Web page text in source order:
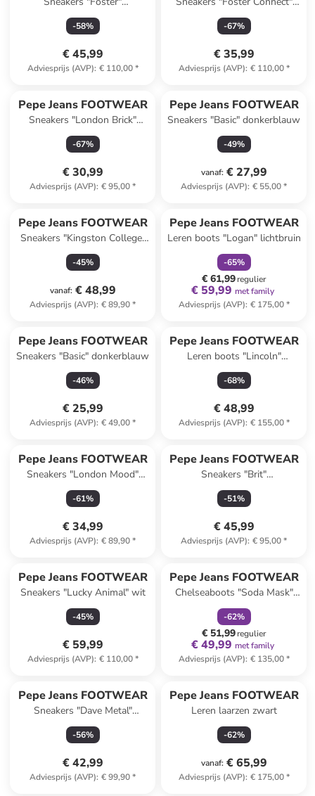
antraciet/groen
-58%
€ 45,99
Adviesprijs (AVP): € 110,00*
beige/blauw/crème
-67%
€ 35,99
Adviesprijs (AVP): € 110,00*
Pepe Jeans FOOTWEAR
Sneakers "London Brick"
grijs/blauw
-67%
€ 30,99
Adviesprijs (AVP): € 95,00*
Pepe Jeans FOOTWEAR
Sneakers "Basic" donkerblauw
-49%
vanaf: € 27,99
Adviesprijs (AVP): € 55,00*
Pepe Jeans FOOTWEAR
Sneakers "Kingston College"
donkerblauw
-45%
vanaf: € 48,99
Adviesprijs (AVP): € 89,90*
Pepe Jeans FOOTWEAR
Leren boots "Logan" lichtbruin
-65%
€ 61,99regulier
€ 59,99 met family
Adviesprijs (AVP): € 175,00*
Pepe Jeans FOOTWEAR
Sneakers "Basic" donkerblauw
-46%
€ 25,99
Adviesprijs (AVP): € 49,00*
Pepe Jeans FOOTWEAR
Leren boots "Lincoln"
lichtbruin
-68%
€ 48,99
Adviesprijs (AVP): € 155,00*
Pepe Jeans FOOTWEAR
Sneakers "London Mood"
kaki/lichtbruin
-61%
€ 34,99
Adviesprijs (AVP): € 89,90*
Pepe Jeans FOOTWEAR
Sneakers "Brit"
donkerblauw/rood
-51%
€ 45,99
Adviesprijs (AVP): € 95,00*
Pepe Jeans FOOTWEAR
Sneakers "Lucky Animal" wit
-45%
€ 59,99
Adviesprijs (AVP): € 110,00*
Pepe Jeans FOOTWEAR
Chelseaboots "Soda Mask"
zwart
-62%
€ 51,99regulier
€ 49,99 met family
Adviesprijs (AVP): € 135,00*
Pepe Jeans FOOTWEAR
Sneakers "Dave Metal"
wit/beige
-56%
€ 42,99
Adviesprijs (AVP): € 99,90*
Pepe Jeans FOOTWEAR
Leren laarzen zwart
-62%
vanaf: € 65,99
Adviesprijs (AVP): € 175,00*